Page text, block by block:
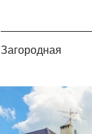
Загородная